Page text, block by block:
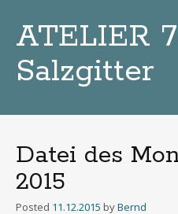
ATELIER
Salzgitter
Datei des
2015
Posted 11.12.2015 byBernd